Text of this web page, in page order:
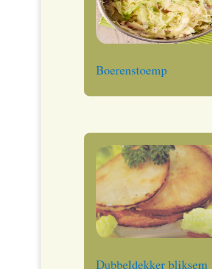
Boerenstoemp
Dubbeldekker bliksem